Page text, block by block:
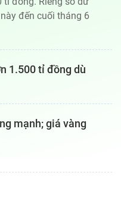
đến cuối tháng 6
1.500 tỉ đồng dù
mạnh; giá vàng